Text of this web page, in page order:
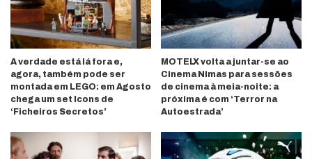
A verdade está lá fora e,
agora, também pode ser
montada em LEGO: em Agosto
chega um set Icons de
‘Ficheiros Secretos’
MOTELX volta a juntar-se ao
Cinema Nimas para sessões
de cinema à meia-noite: a
próxima é com ‘Terror na
Autoestrada’